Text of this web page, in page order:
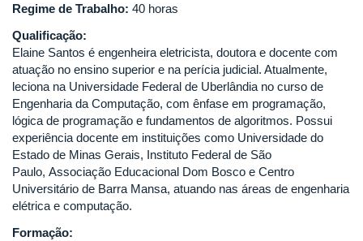
Regime de Trabalho: 40 horas
Qualificação:
Elaine Santos é engenheira eletricista, doutora e docente com
atuação no ensino superior e na perícia judicial. Atualmente,
leciona na Universidade Federal de Uberlândia no curso de
Engenharia da Computação, com ênfase em programação,
lógica de programação e fundamentos de algoritmos. Possui
experiência docente em instituições como Universidade do
Estado de Minas Gerais, Instituto Federal de São
Paulo, Associação Educacional Dom Bosco e Centro
Universitário de Barra Mansa, atuando nas áreas de engenharia
elétrica e computação.
Formação: